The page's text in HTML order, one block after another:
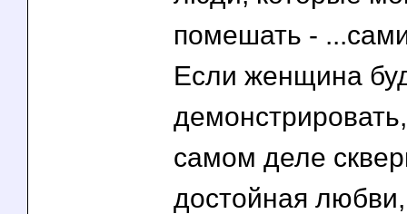
помешать -
Если женщина
самом деле
достойная